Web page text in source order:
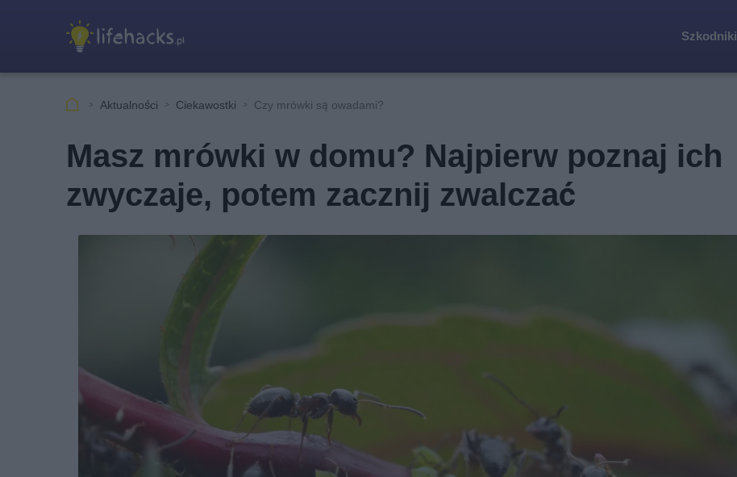
Szkodniki
Aktualności Ciekawostki Czy mrówki są owadami?
Masz mrówki w domu? Najpierw poznaj ich
zwyczaje, potem zacznij zwalczać